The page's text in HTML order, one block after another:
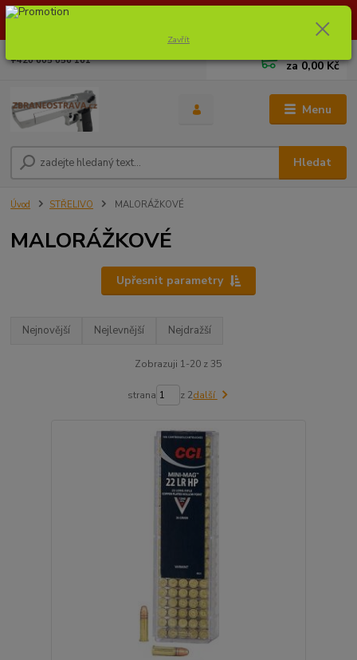
Dostupnost zboží si ověřte na info@zbraneostrava.cz nebo tel.
Menu
Hledat
+420 605 056 161 za0,00 Kč
Úvod STŘELIVO MALORÁŽKOVÉ
MALORÁŽKOVÉ
Upřesnit parametry
Nejnovější Nejlevnější Nejdražší
Zobrazuji 1-20 z 35
strana z 2další
Zavřít